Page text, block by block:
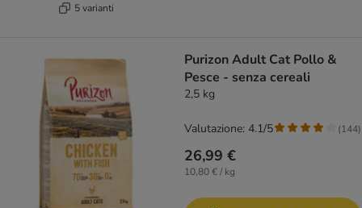
5 varianti
Purizon Adult Cat Pollo &
Pesce - senza cereali
2,5 kg
26,99 €
10,80 € / kg
Valutazione: 4.1/5 (144)